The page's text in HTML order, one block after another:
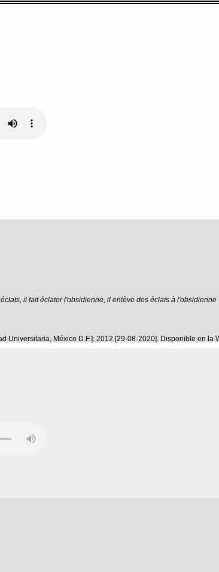
il fait éclater l'obsidienne, il enlève des éclats à
México D.F.]: 2012 [29-08-2020]. Disponible en la